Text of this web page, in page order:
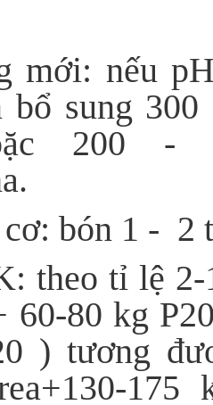
mới: nếu
bổ sung
200 -
bón 1 - 2
theo tỉ lệ
60-80 kg
) tương
175